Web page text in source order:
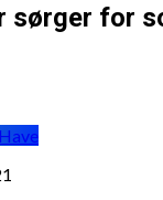
sørger for